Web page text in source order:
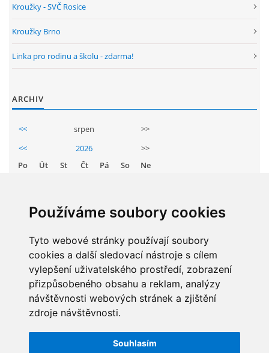
Používáme soubory cookies
Tyto webové stránky používají soubory
cookies a další sledovací nástroje s cílem
vylepšení uživatelského prostředí, zobrazení
přizpůsobeného obsahu a reklam, analýzy
návštěvnosti webových stránek a zjištění
zdroje návštěvnosti.
Souhlasím
NAŠE ÚSPĚCHY
GDPR
PŘEDŠKOLÁCI
JAK MOTIVOVAT DÍTĚ KE ČTENÍ
REZERVAČNÍ SYSTÉM SPORTOVNÍ HALY
ŠKOLNÍ PORADENSKÉ PRACOVIŠTĚ
NEPOTŘEBNÝ MAJETEK
NAUČNÁ STEZKA ZBRASLAV
Kroužky - SVČ Rosice
Kroužky Brno
Linka pro rodinu a školu - zdarma!
ARCHIV
<< srpen
>>
<<
2026
>>
Po
Út St Čt Pá So
Ne
11 12 13 14 15
16
18 19 20 21 22
23
25 26 27 28 29
30
STATISTIKY